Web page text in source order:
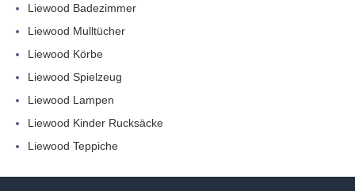
Liewood Badezimmer
Liewood Mulltücher
Liewood Körbe
Liewood Spielzeug
Liewood Lampen
Liewood Kinder Rucksäcke
Liewood Teppiche